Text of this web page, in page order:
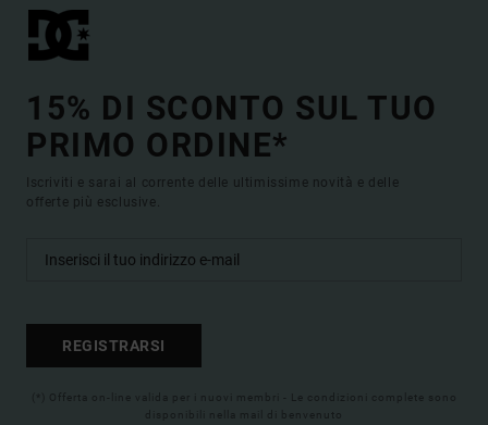
15% DI SCONTO SUL TUO
PRIMO ORDINE*
Iscriviti e sarai al corrente delle ultimissime novità e delle
offerte più esclusive.
REGISTRARSI
(*) Offerta on-line valida per i nuovi membri - Le condizioni complete sono
disponibili nella mail di benvenuto